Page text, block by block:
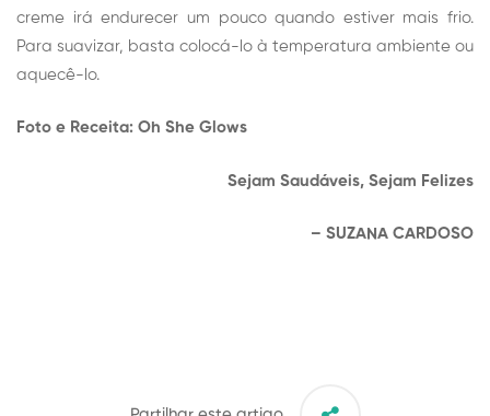
creme irá endurecer um pouco quando estiver mais frio.
Para suavizar, basta colocá-lo à temperatura ambiente ou
aquecê-lo.
Foto e Receita: Oh She Glows
Sejam Saudáveis, Sejam Felizes
– SUZANA CARDOSO